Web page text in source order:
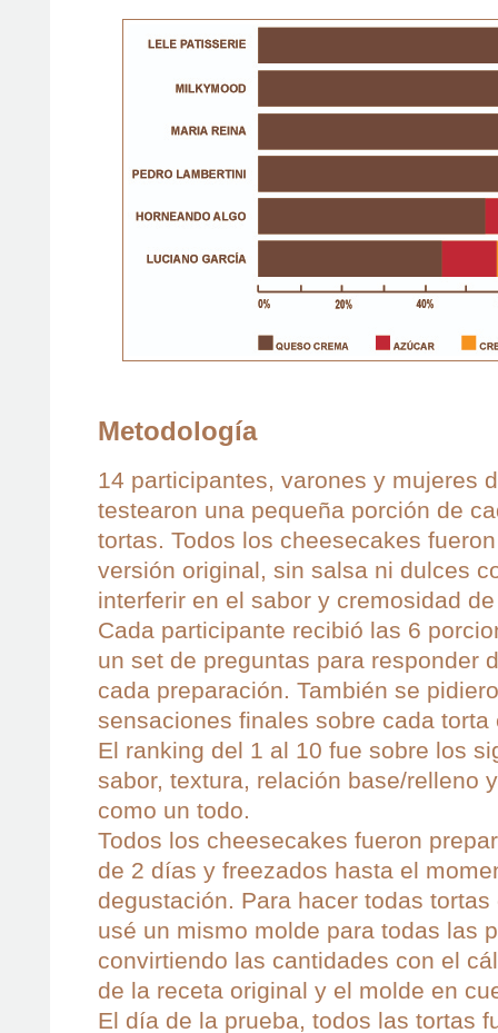
Metodología
14 participantes, varones y mujeres
testearon una pequeña porción de
tortas. Todos los cheesecakes
versión original, sin salsa ni dulces
interferir en el sabor y cremosidad
Cada participante recibió las 6
un set de preguntas para responder
cada preparación. También se
sensaciones finales sobre cada torta
El ranking del 1 al 10 fue sobre los
sabor, textura, relación base/relleno
como un todo.
Todos los cheesecakes fueron
de 2 días y freezados hasta el
degustación. Para hacer todas
usé un mismo molde para todas las
convirtiendo las cantidades con el
de la receta original y el molde en
El día de la prueba, todos las tortas